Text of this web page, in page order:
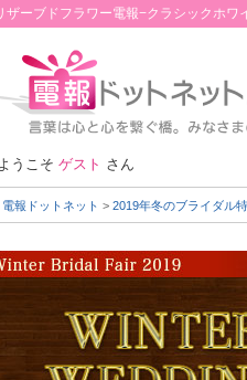
ザーブドフラワー電報−クラシックホ
うこそ ゲスト さん
電報ドットネット > 2019年冬のブライダル